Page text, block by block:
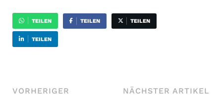
TEILEN TEILEN TEILEN
TEILEN
VORHERIGER
NÄCHSTER ARTIKEL